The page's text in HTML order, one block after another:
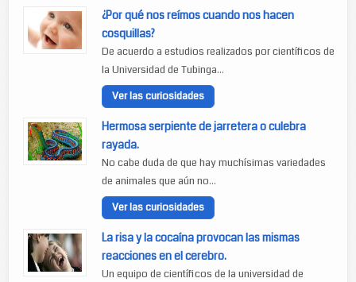
¿Por qué nos reímos cuando nos hacen
cosquillas?
De acuerdo a estudios realizados por científicos de
la Universidad de Tubinga...
Ver las curiosidades
Hermosa serpiente de jarretera o culebra
rayada.
No cabe duda de que hay muchísimas variedades
de animales que aún no...
Ver las curiosidades
La risa y la cocaína provocan las mismas
reacciones en el cerebro.
Un equipo de científicos de la universidad de